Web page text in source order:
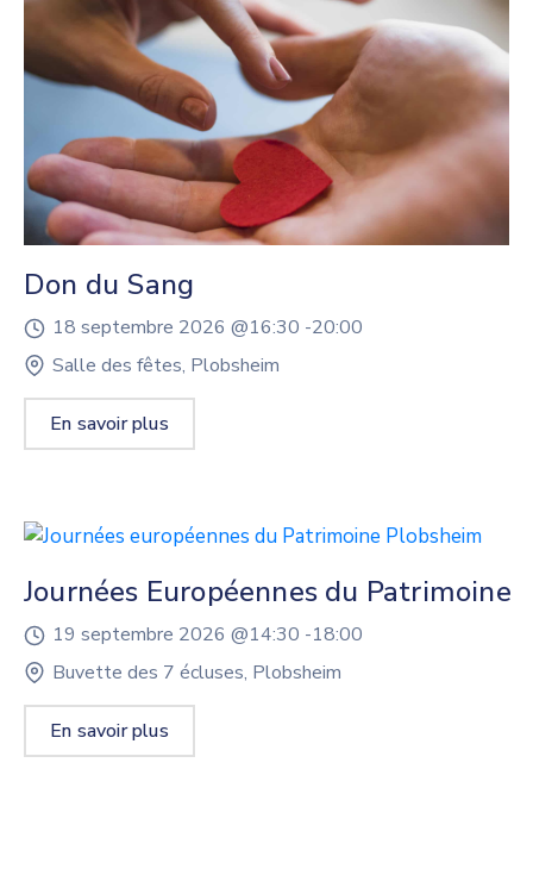
Don du Sang
18 septembre 2026 @16:30 -20:00
Salle des fêtes, Plobsheim
En savoir plus
Journées Européennes du Patrimoine
19 septembre 2026 @14:30 -18:00
Buvette des 7 écluses, Plobsheim
En savoir plus